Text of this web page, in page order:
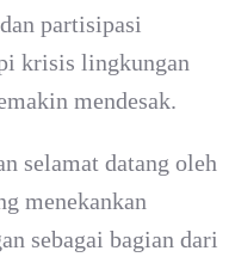
partisipasi
krisis lingkungan
mendesak.
selamat datang oleh
menekankan
sebagai bagian dari